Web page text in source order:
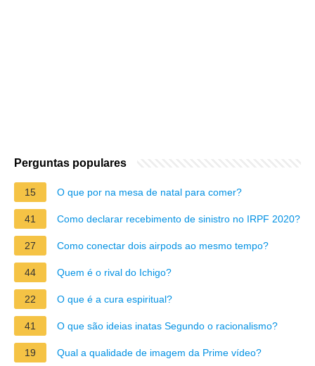
Perguntas populares
15 O que por na mesa de natal para comer?
41 Como declarar recebimento de sinistro no IRPF 2020?
27 Como conectar dois airpods ao mesmo tempo?
44 Quem é o rival do Ichigo?
22 O que é a cura espiritual?
41 O que são ideias inatas Segundo o racionalismo?
19 Qual a qualidade de imagem da Prime vídeo?